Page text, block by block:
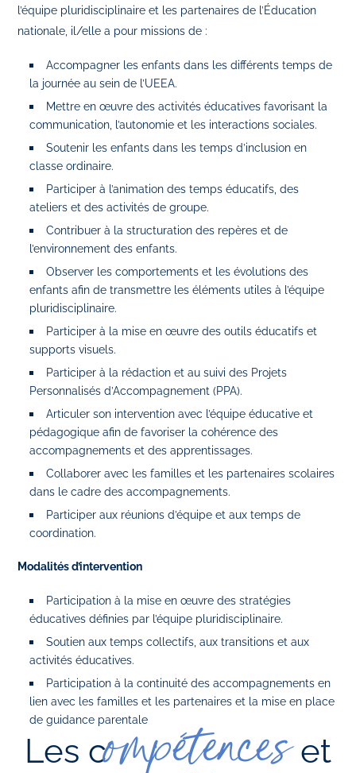
l’équipe pluridisciplinaire et les partenaires de l’Éducation
nationale, il/elle a pour missions de :
Accompagner les enfants dans les différents temps de
la journée au sein de l’UEEA.
Mettre en œuvre des activités éducatives favorisant la
communication, l’autonomie et les interactions sociales.
Soutenir les enfants dans les temps d’inclusion en
classe ordinaire.
Participer à l’animation des temps éducatifs, des
ateliers et des activités de groupe.
Contribuer à la structuration des repères et de
l’environnement des enfants.
Observer les comportements et les évolutions des
enfants afin de transmettre les éléments utiles à l’équipe
pluridisciplinaire.
Participer à la mise en œuvre des outils éducatifs et
supports visuels.
Participer à la rédaction et au suivi des Projets
Personnalisés d’Accompagnement (PPA).
Articuler son intervention avec l’équipe éducative et
pédagogique afin de favoriser la cohérence des
accompagnements et des apprentissages.
Collaborer avec les familles et les partenaires scolaires
dans le cadre des accompagnements.
Participer aux réunions d’équipe et aux temps de
coordination.
Modalités d’intervention
Participation à la mise en œuvre des stratégies
éducatives définies par l’équipe pluridisciplinaire.
Soutien aux temps collectifs, aux transitions et aux
activités éducatives.
Participation à la continuité des accompagnements en
lien avec les familles et les partenaires et la mise en place
de guidance parentale
Les compétenceset